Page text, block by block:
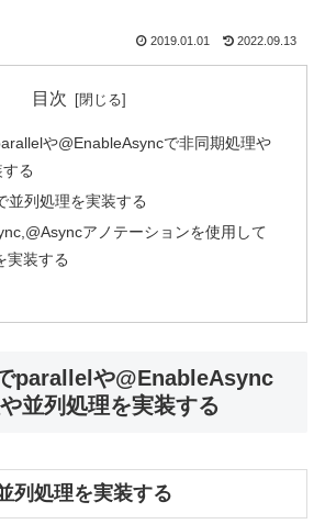
2019.01.01 2022.09.13
目次
や@EnableAsyncで非同期処理や
る
並列処理を実装する
アノテーションを使用して
実装する
parallelや@EnableAsync
並列処理を実装する
列処理を実装する